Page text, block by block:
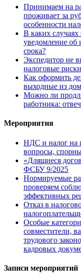
Принимаем на
проживает за
особенности
В каких
уведомление об
срока?
Экспедитор не
налоговые
Как оформить
выходные из
Можно ли
работника:
Мероприятия
НДС и налог на
вопросы,
«Длящиеся
ФСБУ 9/2025
Нормируемые
проверяем
эффективных
Отказ в
Особые
совместители,
трудового
кадровых
Записи мероприятий